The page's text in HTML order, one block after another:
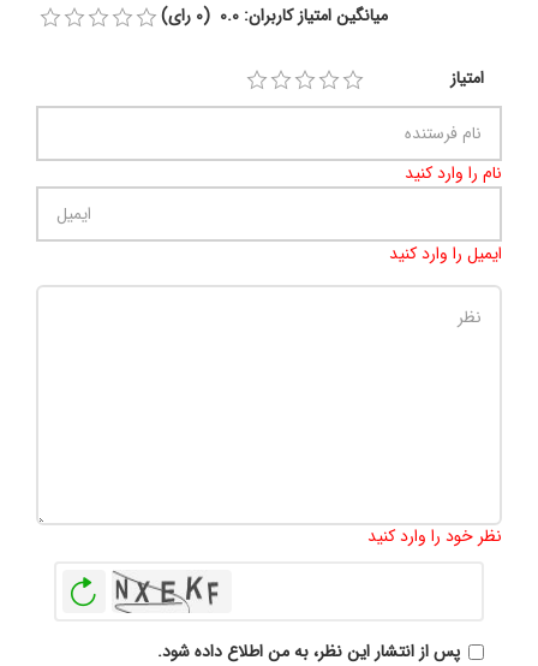
میانگین امتیاز کاربران: 0.0 (0 رای)
امتیاز
نام را وارد کنید
ایمیل را وارد کنید
نظر خود را وارد کنید
پس از انتشار این نظر، به من اطلاع داده شود.